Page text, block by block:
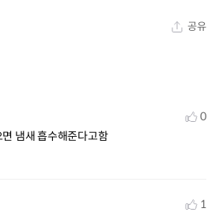
공유
0
냄새 흡수해준다고함
1